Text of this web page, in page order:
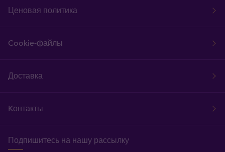
Ценовая политика
Cookie-файлы
Доставка
Kонтакты
Подпишитесь на нашу рассылку